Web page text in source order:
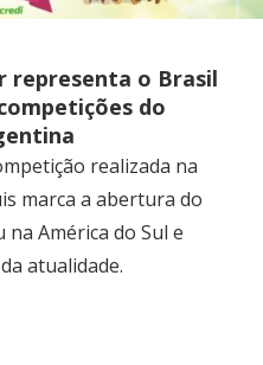
representa o Brasil
do
realizada na
marca a abertura do
América do Sul e
atualidade.